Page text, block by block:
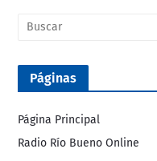
Páginas
Página Principal
Radio Río Bueno Online